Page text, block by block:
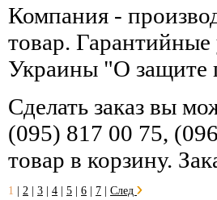
Компания -
товар. Гарантийные
Украины "О защите
Сделать заказ вы
(095) 817 00 75,
товар в корзину.
1 2 3 4 5 6 7 След